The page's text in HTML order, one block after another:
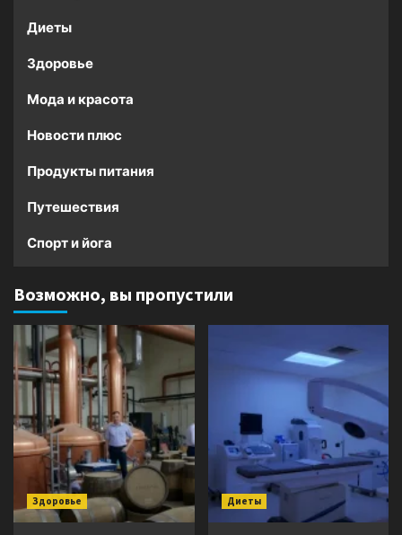
Диеты
Здоровье
Мода и красота
Новости плюс
Продукты питания
Путешествия
Спорт и йога
Возможно, вы пропустили
Здоровье Диеты